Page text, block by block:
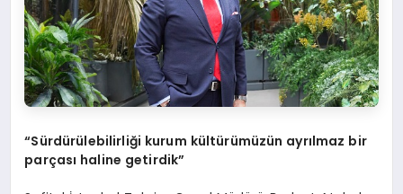
“Sürdürülebilirliği kurum kültürümüzün ayrılmaz bir
parçası haline getirdik”